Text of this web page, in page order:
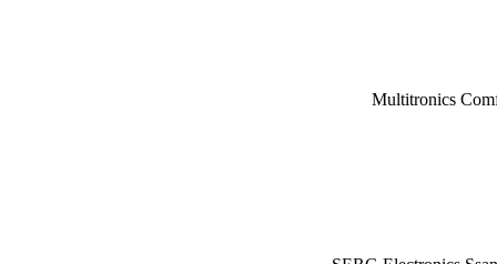
Multitronics